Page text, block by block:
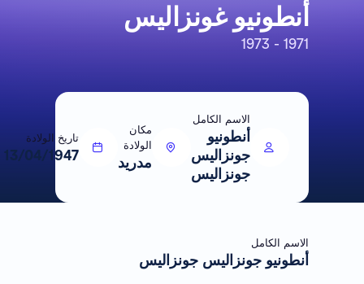
أنطونيو غونزاليس
1971 - 1973
الاسم الكامل
أنطونيو
جونزاليس
جونزاليس
مكان
الولادة
مدريد
تاريخ الولادة
13/04/1947
الاسم الكامل
أنطونيو جونزاليس جونزاليس